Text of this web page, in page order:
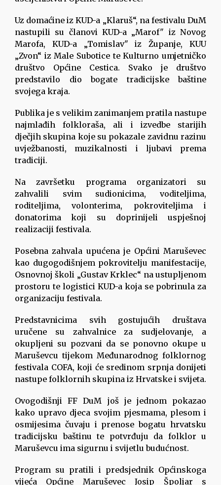
Uz domaćine iz KUD-a „Klaruš“, na festivalu DuM
nastupili su članovi KUD-a „Marof" iz Novog
Marofa, KUD-a „Tomislav" iz Županje, KUU
„Zvon“ iz Male Subotice te Kulturno umjetničko
društvo Općine Cestica. Svako je društvo
predstavilo dio bogate tradicijske baštine
svojega kraja.
Publika je s velikim zanimanjem pratila nastupe
najmlađih folkloraša, ali i izvedbe starijih
dječjih skupina koje su pokazale zavidnu razinu
uvježbanosti, muzikalnosti i ljubavi prema
tradiciji.
Na završetku programa organizatori su
zahvalili svim sudionicima, voditeljima,
roditeljima, volonterima, pokroviteljima i
donatorima koji su doprinijeli uspješnoj
realizaciji festivala.
Posebna zahvala upućena je Općini Maruševec
kao dugogodišnjem pokrovitelju manifestacije,
Osnovnoj školi „Gustav Krklec“ na ustupljenom
prostoru te logistici KUD-a koja se pobrinula za
organizaciju festivala.
Predstavnicima svih gostujućih društava
uručene su zahvalnice za sudjelovanje, a
okupljeni su pozvani da se ponovno okupe u
Maruševcu tijekom Međunarodnog folklornog
festivala COFA, koji će sredinom srpnja donijeti
nastupe folklornih skupina iz Hrvatske i svijeta.
Ovogodišnji FF DuM još je jednom pokazao
kako upravo djeca svojim pjesmama, plesom i
osmijesima čuvaju i prenose bogatu hrvatsku
tradicijsku baštinu te potvrđuju da folklor u
Maruševcu ima sigurnu i svijetlu budućnost.
Program su pratili i predsjednik Općinskoga
vijeća Općine Maruševec Josip Špoljar s